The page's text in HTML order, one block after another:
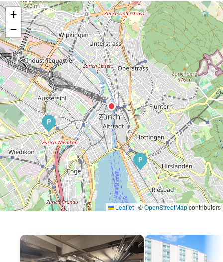
P
P
+
−
Leaflet | ©OpenStreetMapcontributors